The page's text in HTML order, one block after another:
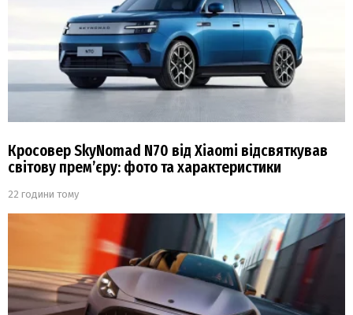
Кросовер SkyNomad N70 від Xiaomi відсвяткував
світову прем’єру: фото та характеристики
22 години тому